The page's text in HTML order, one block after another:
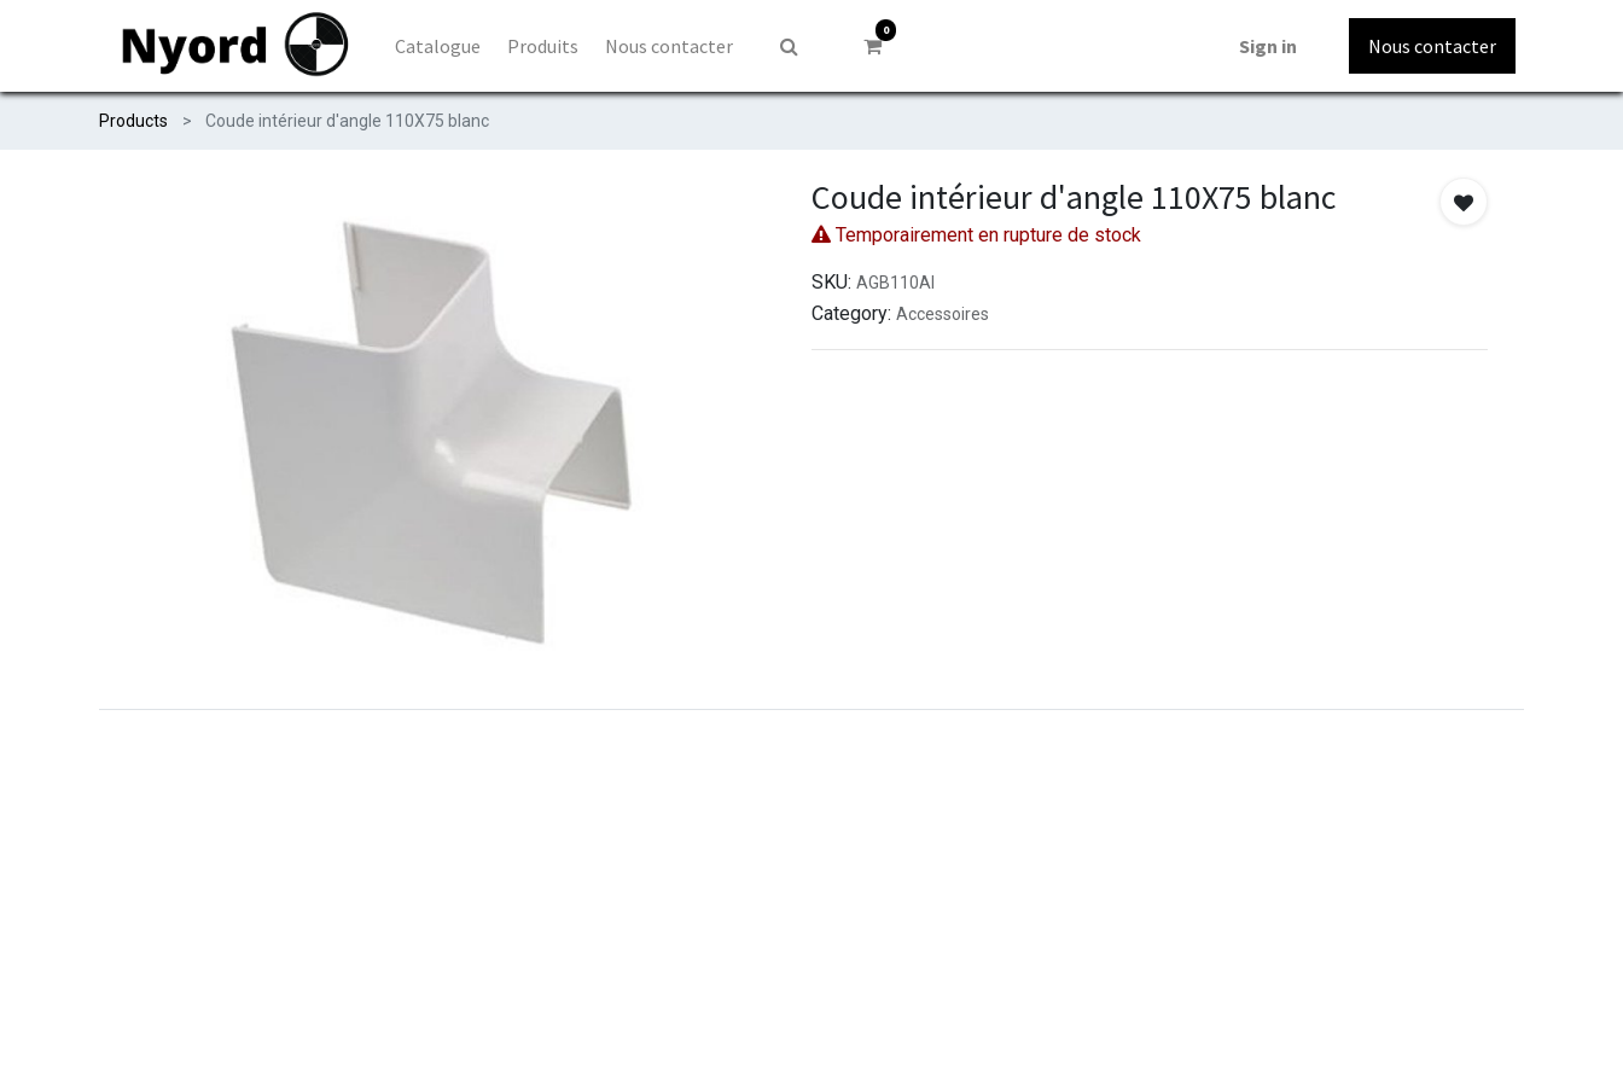
Catalogue Produits Nous contacter
0
Sign in Nous contacter
Products Coude intérieur d'angle 110X75 blanc
Coude intérieur d'angle 110X75 blanc
Temporairement en rupture de stock
SKU: AGB110AI
Category: Accessoires